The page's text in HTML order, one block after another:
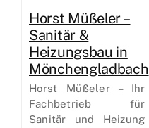
Horst Müßeler –
Sanitär &
Heizungsbau in
Mönchengladbach
Horst Müßeler – Ihr
Fachbetrieb für
Sanitär und Heizung